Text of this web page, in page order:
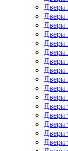
Двери
Двери
Двери
Двери
Двери
Двери
Двери
Двери
Двери
Двери
Двери
Двери
Двери
Двери
Двери
Двери